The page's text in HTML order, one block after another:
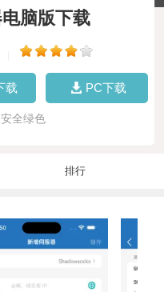
脑版下载
载 PC下载
全绿色
排行